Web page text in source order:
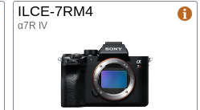
ILCE-7RM4
α7R IV